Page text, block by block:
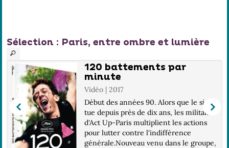
Sélection : Paris, entre ombre et lumière
120 battements par
minute
Vidéo | 2017
Début des années 90. Alors que le sida
tue depuis près de dix ans, les militants
d'Act Up-Paris multiplient les actions
pour lutter contre l'indifférence
générale.Nouveau venu dans le groupe,